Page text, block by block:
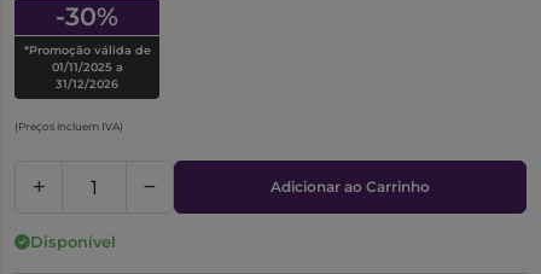
-30%
*Promoção válida de
01/11/2025 a
31/12/2026
(Preços incluem IVA)
Adicionar ao Carrinho
Disponível